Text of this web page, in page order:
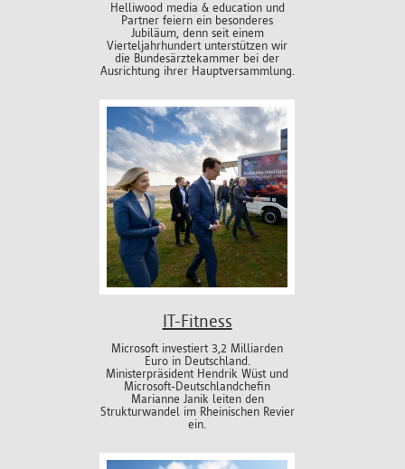
Helliwood media & education und
Partner feiern ein besonderes
Jubiläum, denn seit einem
Vierteljahrhundert unterstützen wir
die Bundesärztekammer bei der
Ausrichtung ihrer Hauptversammlung.
IT-Fitness
Microsoft investiert 3,2 Milliarden
Euro in Deutschland.
Ministerpräsident Hendrik Wüst und
Microsoft-Deutschlandchefin
Marianne Janik leiten den
Strukturwandel im Rheinischen Revier
ein.